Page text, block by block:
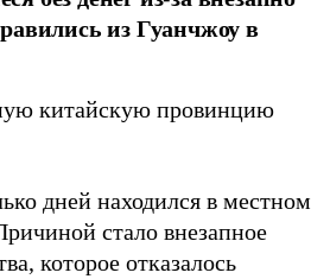
из Гуанчжоу в
китайскую провинцию
дней находился в местном
стало внезапное
которое отказалось